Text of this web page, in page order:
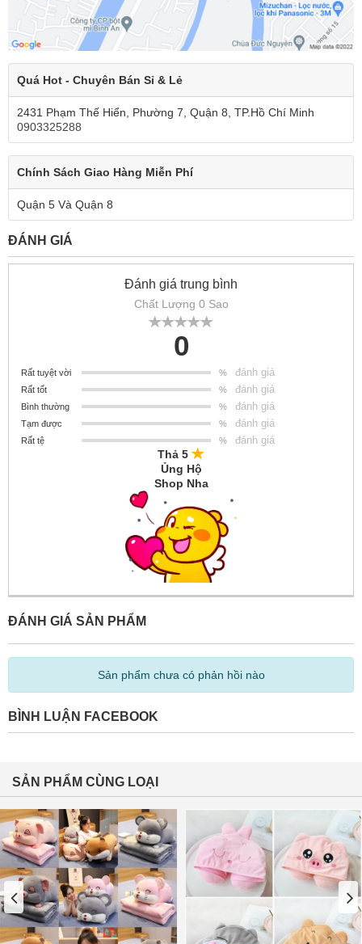
Quá Hot - Chuyên Bán Sỉ & Lẻ
2431 Phạm Thế Hiển, Phường 7, Quận 8, TP.Hồ Chí Minh
0903325288
Chính Sách Giao Hàng Miễn Phí
Quận 5 Và Quận 8
ĐÁNH GIÁ
Đánh giá trung bình
Chất Lượng 0 Sao
0
Rất tuyệt vời % đánh giá
Rất tốt % đánh giá
Bình thường % đánh giá
Tạm được % đánh giá
Rất tệ % đánh giá
Thả 5
Ủng Hộ
Shop Nha
ĐÁNH GIÁ SẢN PHẨM
Sản phẩm chưa có phản hồi nào
BÌNH LUẬN FACEBOOK
SẢN PHẨM CÙNG LOẠI